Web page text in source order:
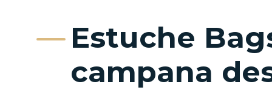
Estuche
campana